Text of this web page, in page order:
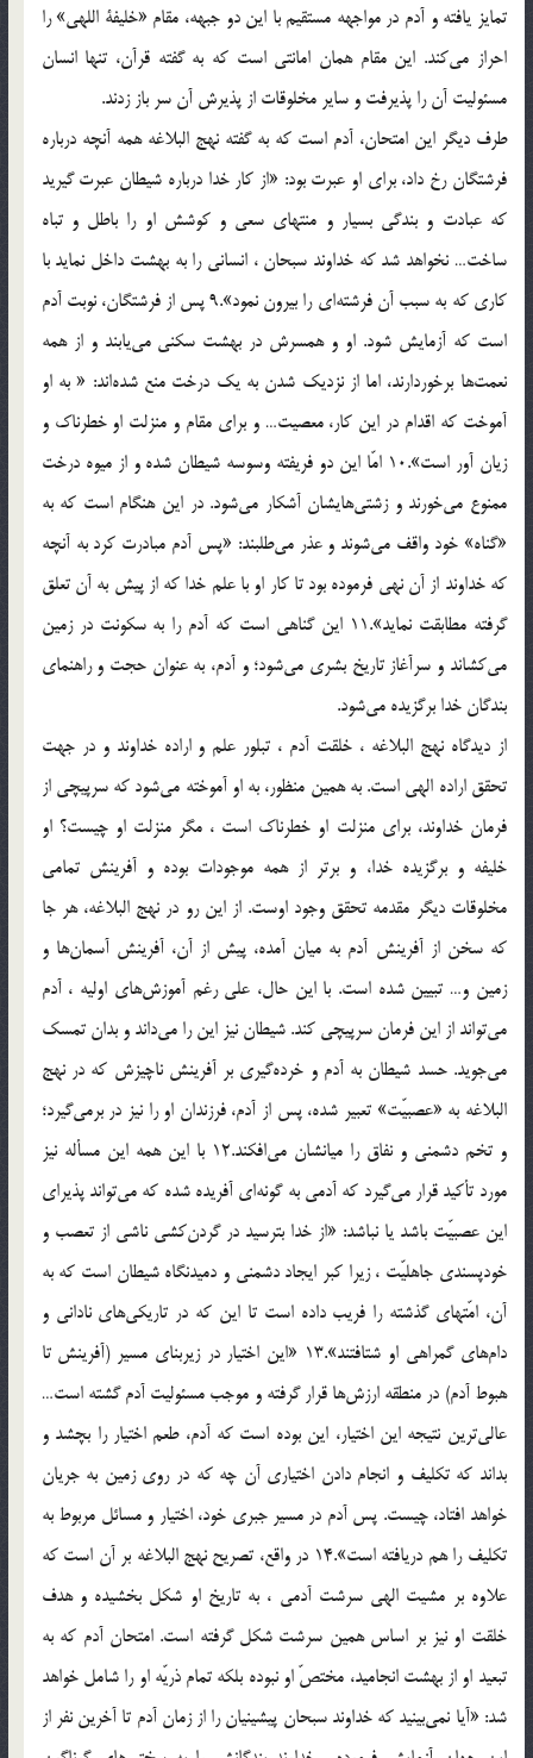
تمايز يافته و آدم در مواجهه مستقيم با اين دو جبهه، مقام «خليفة اللهى» را
احراز مى‌كند. اين مقام همان امانتى است كه به گفته قرآن، تنها انسان
مسئوليت آن را پذيرفت و ساير مخلوقات از پذيرش آن سر باز زدند.
طرف ديگر اين امتحان، آدم است كه به گفته نهج البلاغه همه آنچه درباره
فرشتگان رخ داد، براى او عبرت بود: «از كار خدا درباره شيطان عبرت گيريد
كه عبادت و بندگى بسيار و منتهاى سعى و كوشش او را باطل و تباه
ساخت… نخواهد شد كه خداوند سبحان ، انسانى را به بهشت داخل نمايد با
كارى كه به سبب آن فرشته‌اى را بيرون نمود».9 پس از فرشتگان، نوبت آدم
است كه آزمايش شود. او و همسرش در بهشت سكنى مى‌يابند و از همه
نعمت‌ها برخوردارند، اما از نزديك شدن به يك درخت منع شده‌اند: « به او
آموخت كه اقدام در اين كار، معصيت… و براى مقام و منزلت او خطرناك و
زيان آور است».10 امّا اين دو فريفته وسوسه شيطان شده و از ميوه درخت
ممنوع مى‌خورند و زشتى‌هايشان آشكار مى‌شود. در اين هنگام است كه به
«گناه» خود واقف مى‌شوند و عذر مى‌طلبند: «پس آدم مبادرت كرد به آنچه
كه خداوند از آن نهى فرموده بود تا كار او با علم خدا كه از پيش به آن تعلق
گرفته مطابقت نمايد».11 اين گناهى است كه آدم را به سكونت در زمين
مى‌كشاند و سرآغاز تاريخ بشرى مى‌شود؛ و آدم، به عنوان حجت و راهنماى
بندگان خدا برگزيده مى‌شود.
از ديدگاه نهج البلاغه ، خلقت آدم ، تبلور علم و اراده خداوند و در جهت
تحقق اراده الهى است. به همين منظور، به او آموخته مى‌شود كه سرپيچى از
فرمان خداوند، براى منزلت او خطرناك است ، مگر منزلت او چيست؟ او
خليفه و برگزيده خدا، و برتر از همه موجودات بوده و آفرينش تمامى
مخلوقات ديگر مقدمه تحقق وجود اوست. از اين رو در نهج البلاغه، هر جا
كه سخن از آفرينش آدم به ميان آمده، پيش از آن، آفرينش آسمان‌ها و
زمين و… تبيين شده است. با اين حال، على رغم آموزش‌هاى اوليه ، آدم
مى‌تواند از اين فرمان سرپيچى كند. شيطان نيز اين را مى‌داند و بدان تمسك
مى‌جويد. حسد شيطان به آدم و خرده‌گيرى بر آفرينش ناچيزش كه در نهج
البلاغه به «عصبيّت» تعبير شده، پس از آدم، فرزندان او را نيز در برمى‌گيرد؛
و تخم دشمنى و نفاق را ميانشان مى‌افكند.12 با اين همه اين مسأله نيز
مورد تأكيد قرار مى‌گيرد كه آدمى به گونه‌اى آفريده شده كه مى‌تواند پذيراى
اين عصبيّت باشد يا نباشد: «از خدا بترسيد در گردن‌كشى ناشى از تعصب و
خودپسندى جاهليّت ، زيرا كبر ايجاد دشمنى و دميدنگاه شيطان است كه به
آن، امّتهاى گذشته را فريب داده است تا اين كه در تاريكى‌هاى نادانى و
دام‌هاى گمراهى او شتافتند».13 «اين اختيار در زيربناى مسير (آفرينش تا
هبوط آدم) در منطقه ارزش‌ها قرار گرفته و موجب مسئوليت آدم گشته است…
عالى‌ترين نتيجه اين اختيار، اين بوده است كه آدم، طعم اختيار را بچشد و
بداند كه تكليف و انجام دادن اختيارى آن چه كه در روى زمين به جريان
خواهد افتاد، چيست. پس آدم در مسير جبرى خود، اختيار و مسائل مربوط به
تكليف را هم دريافته است».14 در واقع، تصريح نهج البلاغه بر آن است كه
علاوه بر مشيت الهى سرشت آدمى ، به تاريخ او شكل بخشيده و هدف
خلقت او نيز بر اساس همين سرشت شكل گرفته است. امتحان آدم كه به
تبعيد او از بهشت انجاميد، مختصّ او نبوده بلكه تمام ذريّه او را شامل خواهد
شد: «آيا نمى‌بينيد كه خداوند سبحان پيشينيان را از زمان آدم تا آخرين نفر از